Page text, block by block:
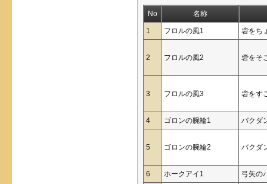
No 名称
1 フロルの風1 砦をち
2 フロルの風2 砦をそ
3 フロルの風3 砦をす
4 ゴロンの腕輪1 バクダ
5 ゴロンの腕輪2 バクダ
6 ホークアイ1 弓矢の